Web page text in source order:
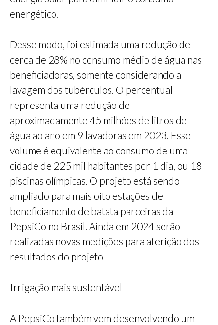
energético.
Desse modo, foi estimada uma redução de
cerca de 28% no consumo médio de água nas
beneficiadoras, somente considerando a
lavagem dos tubérculos. O percentual
representa uma redução de
aproximadamente 45 milhões de litros de
água ao ano em 9 lavadoras em 2023. Esse
volume é equivalente ao consumo de uma
cidade de 225 mil habitantes por 1 dia, ou 18
piscinas olímpicas. O projeto está sendo
ampliado para ​​mais oito estações de
beneficiamento de batata parceiras da
PepsiCo no Brasil. Ainda em 2024 serão
realizadas novas medições para aferição dos
resultados do projeto.
Irrigação mais sustentável
A PepsiCo também vem desenvolvendo um